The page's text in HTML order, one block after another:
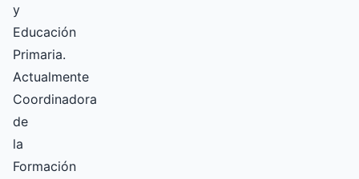
y
Educación
Primaria.
Actualmente
Coordinadora
de
la
Formación